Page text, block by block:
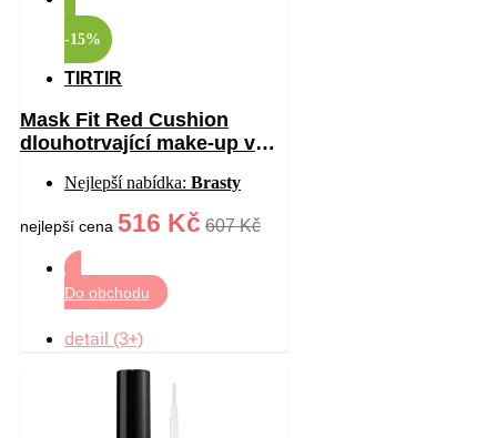
-15%
TIRTIR
Mask Fit Red Cushion
dlouhotrvající make-up v
ochranou odstín 17W
French Vanilla 18 g
Nejlepší nabídka: Brasty
nejlepší cena 516 Kč 607 Kč
Do obchodu
detail (3+)